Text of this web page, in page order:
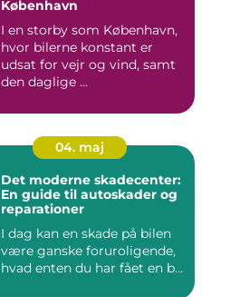
København
I en storby som København,
hvor bilerne konstant er
udsat for vejr og vind, samt
den daglige ...
04. maj
Det moderne skadecenter:
En guide til autoskader og
reparationer
I dag kan en skade på bilen
være ganske foruroligende,
hvad enten du har fået en b...